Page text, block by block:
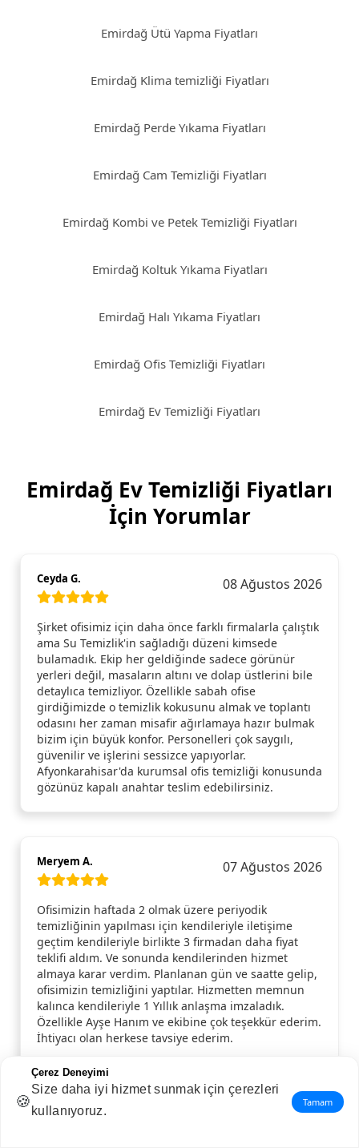
Emirdağ Ütü Yapma Fiyatları
Emirdağ Klima temizliği Fiyatları
Emirdağ Perde Yıkama Fiyatları
Emirdağ Cam Temizliği Fiyatları
Emirdağ Kombi ve Petek Temizliği Fiyatları
Emirdağ Koltuk Yıkama Fiyatları
Emirdağ Halı Yıkama Fiyatları
Emirdağ Ofis Temizliği Fiyatları
Emirdağ Ev Temizliği Fiyatları
Emirdağ Ev Temizliği Fiyatları
İçin Yorumlar
Ceyda G. 08 Ağustos 2026
Şirket ofisimiz için daha önce farklı firmalarla çalıştık
ama Su Temizlik'in sağladığı düzeni kimsede
bulamadık. Ekip her geldiğinde sadece görünür
yerleri değil, masaların altını ve dolap üstlerini bile
detaylıca temizliyor. Özellikle sabah ofise
girdiğimizde o temizlik kokusunu almak ve toplantı
odasını her zaman misafir ağırlamaya hazır bulmak
bizim için büyük konfor. Personelleri çok saygılı,
güvenilir ve işlerini sessizce yapıyorlar.
Afyonkarahisar'da kurumsal ofis temizliği konusunda
gözünüz kapalı anahtar teslim edebilirsiniz.
Meryem A. 07 Ağustos 2026
Ofisimizin haftada 2 olmak üzere periyodik
temizliğinin yapılması için kendileriyle iletişime
geçtim kendileriyle birlikte 3 firmadan daha fiyat
teklifi aldım. Ve sonunda kendilerinden hizmet
almaya karar verdim. Planlanan gün ve saatte gelip,
ofisimizin temizliğini yaptılar. Hizmetten memnun
kalınca kendileriyle 1 Yıllık anlaşma imzaladık.
Özellikle Ayşe Hanım ve ekibine çok teşekkür ederim.
İhtiyacı olan herkese tavsiye ederim.
Hüriye N. 06 Ağustos 2026
🍪
Çerez Deneyimi
Size daha iyi hizmet sunmak için çerezleri
kullanıyoruz.
Tamam